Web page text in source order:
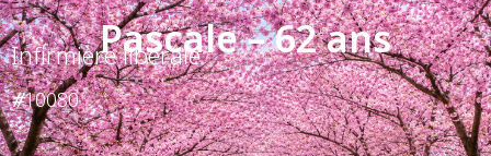
Pascale – 62 ans
Infirmière libérale
#10080